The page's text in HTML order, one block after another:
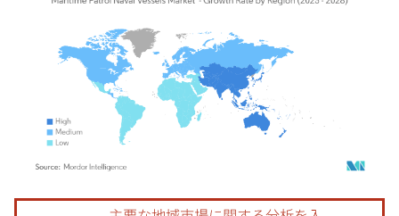
画像 © Mordor Intelligence。再利用にはCC BY 4.0の表示が必要です。